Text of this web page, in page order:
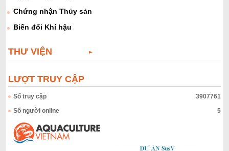
Chứng nhận Thủy sản
Biến đổi Khí hậu
THƯ VIỆN
LƯỢT TRUY CẬP
Số truy cập
3907761
Số người online
5